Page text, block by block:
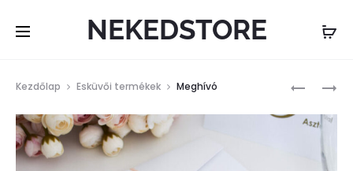
NEKEDSTORE
NEVES
GÖMB
Kezdőlap Esküvői termékek Meghívó